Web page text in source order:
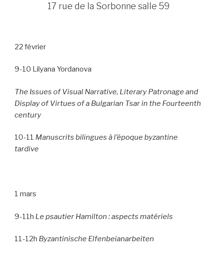
17 rue de la Sorbonne salle 59
22 février
9-10 Lilyana Yordanova
The Issues of Visual Narrative, Literary Patronage and
Display of Virtues of a Bulgarian Tsar in the Fourteenth
century
10-11 Manuscrits bilingues à l’époque byzantine
tardive
1 mars
9-11h Le psautier Hamilton : aspects matériels
11-12h Byzantinische Elfenbeianarbeiten